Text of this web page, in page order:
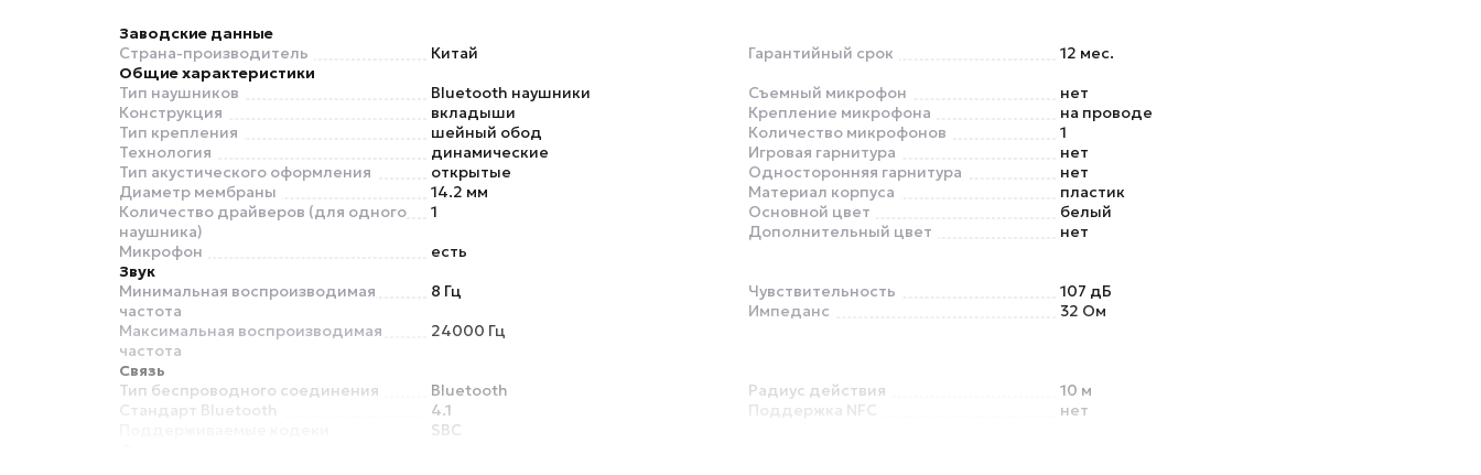
Заводские данные
Страна-производитель
Китай Гарантийный срок
12 мес.
Общие характеристики
Тип наушников
Bluetooth наушники
Конструкция
вкладыши
Тип крепления
шейный обод
Технология
динамические
Тип акустического оформления
открытые
Диаметр мембраны
14.2 мм
Количество драйверов (для одного
наушника)
1
Микрофон
есть
Съемный микрофон
нет
Крепление микрофона
на проводе
Количество микрофонов
1
Игровая гарнитура
нет
Односторонняя гарнитура
нет
Материал корпуса
пластик
Основной цвет
белый
Дополнительный цвет
нет
Звук
Минимальная воспроизводимая
частота
8 Гц
Максимальная воспроизводимая
частота
24000 Гц
Чувствительность
107 дБ
Импеданс
32 Ом
Связь
Тип беспроводного соединения
Bluetooth
Стандарт Bluetooth
4.1
SBC
Радиус действия
10 м
Поддержка NFC
нет